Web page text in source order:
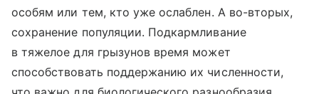
особям или тем, кто уже ослаблен. А во-вторых,
сохранение популяции. Подкармливание
в тяжелое для грызунов время может
способствовать поддержанию их численности,